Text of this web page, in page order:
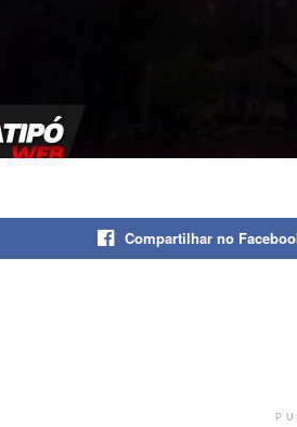
Compartilhar no